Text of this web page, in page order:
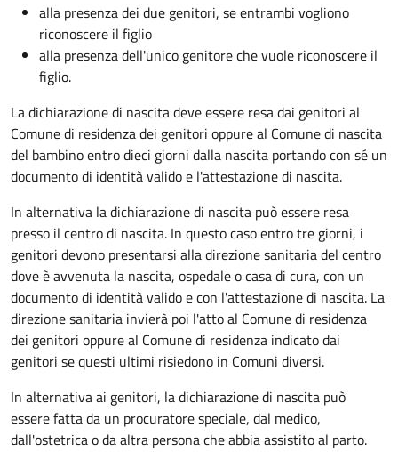
alla presenza dei due genitori, se entrambi vogliono
riconoscere il figlio
alla presenza dell'unico genitore che vuole riconoscere il
figlio.
La dichiarazione di nascita deve essere resa dai genitori al
Comune di residenza dei genitori oppure al Comune di nascita
del bambino entro dieci giorni dalla nascita portando con sé un
documento di identità valido e l'attestazione di nascita.
In alternativa la dichiarazione di nascita può essere resa
presso il centro di nascita. In questo caso entro tre giorni, i
genitori devono presentarsi alla direzione sanitaria del centro
dove è avvenuta la nascita, ospedale o casa di cura, con un
documento di identità valido e con l'attestazione di nascita. La
direzione sanitaria invierà poi l'atto al Comune di residenza
dei genitori oppure al Comune di residenza indicato dai
genitori se questi ultimi risiedono in Comuni diversi.
In alternativa ai genitori, la dichiarazione di nascita può
essere fatta da un procuratore speciale, dal medico,
dall'ostetrica o da altra persona che abbia assistito al parto.